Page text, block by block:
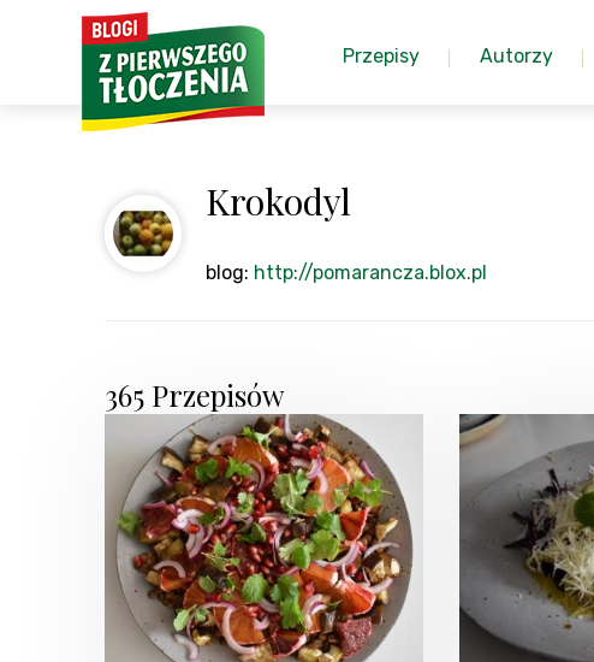
Przepisy Autorzy
Krokodyl
blog: http://pomarancza.blox.pl
365 Przepisów